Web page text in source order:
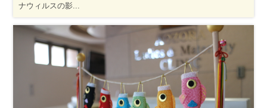
ナウィルスの影...